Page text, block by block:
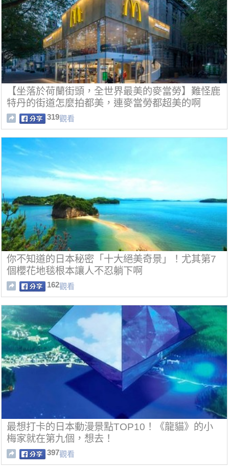
【坐落於荷蘭街頭，全世界最美的麥當勞】難怪鹿
特丹的街道怎麼拍都美，連麥當勞都超美的啊
319觀看
你不知道的日本秘密「十大絕美奇景」！尤其第7
個櫻花地毯根本讓人不忍躺下啊
162觀看
最想打卡的日本動漫景點TOP10！《龍貓》的小
梅家就在第九個，想去！
397觀看